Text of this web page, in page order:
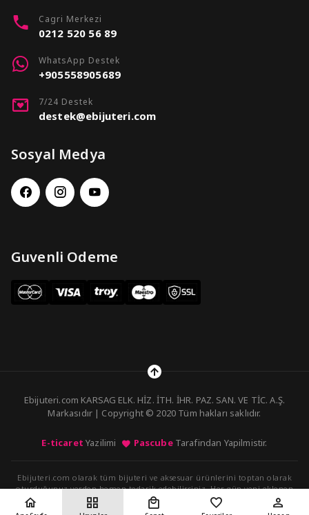
Cagri Merkezi
0212 520 56 89
WhatsApp Destek
+905558905689
7/24 Destek
destek@ebijuteri.com
Sosyal Medya
Guvenli Odeme
Ebijuteri.com KARSAG ELK. HİZ. İTH. İHR. PAZ. SAN. VE TİC. A.Ş.
Markasıdır | Copyright © 2020 Tüm hakları saklıdır.
E-ticaret Yazilimi PascubeTarafindan Yapilmistir.
Ebijuteri.com olarak tüm bijuteri ve aksesuar ürünlerini toptan olarak
oturduğunuz yerden hemen tedarik edebilirsiniz. Her gün yeni eklenen
ürünleri kolayca sipariş verebilirsiniz.